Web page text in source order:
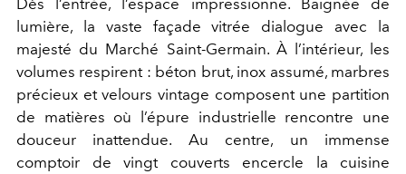
lumière, la vaste façade vitrée dialogue avec la
majesté du Marché Saint-Germain. À l’intérieur, les
volumes respirent : béton brut, inox assumé, marbres
précieux et velours vintage composent une partition
de matières où l’épure industrielle rencontre une
douceur inattendue. Au centre, un immense
comptoir de vingt couverts encercle la cuisine